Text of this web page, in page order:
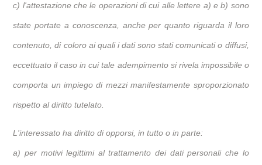
c) l'attestazione che le operazioni di cui alle lettere a) e b) sono
state portate a conoscenza, anche per quanto riguarda il loro
contenuto, di coloro ai quali i dati sono stati comunicati o diffusi,
eccettuato il caso in cui tale adempimento si rivela impossibile o
comporta un impiego di mezzi manifestamente sproporzionato
rispetto al diritto tutelato.
L'interessato ha diritto di opporsi, in tutto o in parte:
a) per motivi legittimi al trattamento dei dati personali che lo